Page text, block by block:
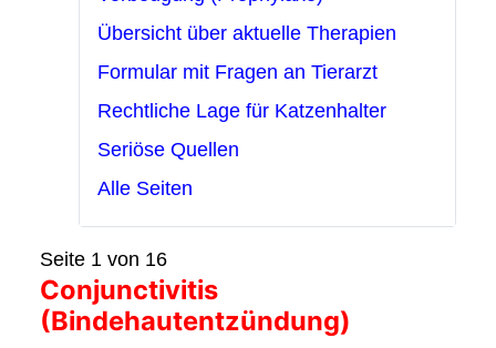
Übersicht über aktuelle Therapien
Formular mit Fragen an Tierarzt
Rechtliche Lage für Katzenhalter
Seriöse Quellen
Alle Seiten
Seite 1 von 16
Conjunctivitis
(Bindehautentzündung)